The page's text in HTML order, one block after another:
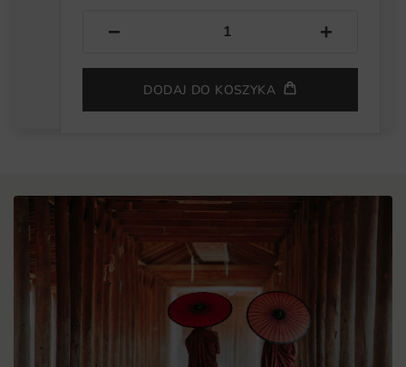
− +
DODAJ DO KOSZYKA